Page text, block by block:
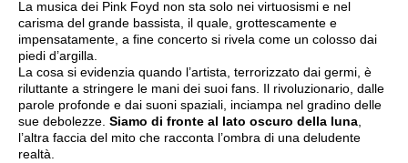
La musica dei Pink Foyd non sta solo nei virtuosismi e nel
carisma del grande bassista, il quale, grottescamente e
impensatamente, a fine concerto si rivela come un colosso dai
piedi d’argilla.
La cosa si evidenzia quando l’artista, terrorizzato dai germi, è
riluttante a stringere le mani dei suoi fans. Il rivoluzionario, dalle
parole profonde e dai suoni spaziali, inciampa nel gradino delle
sue debolezze. Siamo di fronte al lato oscuro della luna,
l’altra faccia del mito che racconta l’ombra di una deludente
realtà.